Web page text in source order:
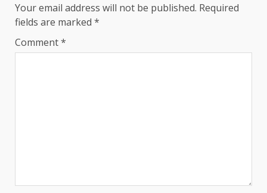
Your email address will not be published. Required
fields are marked *
Comment*